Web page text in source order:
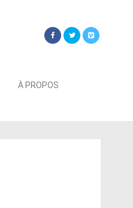
À PROPOS